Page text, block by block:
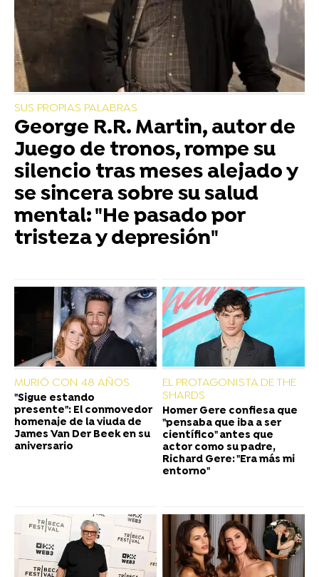
SUS PROPIAS PALABRAS
George R.R. Martin, autor de
Juego de tronos, rompe su
silencio tras meses alejado y
se sincera sobre su salud
mental: "He pasado por
tristeza y depresión"
MURIÓ CON 48 AÑOS
"Sigue estando
presente": El conmovedor
homenaje de la viuda de
James Van Der Beek en su
aniversario
EL PROTAGONISTA DE THE
SHARDS
Homer Gere confiesa que
"pensaba que iba a ser
científico" antes que
actor como su padre,
Richard Gere: "Era más mi
entorno"